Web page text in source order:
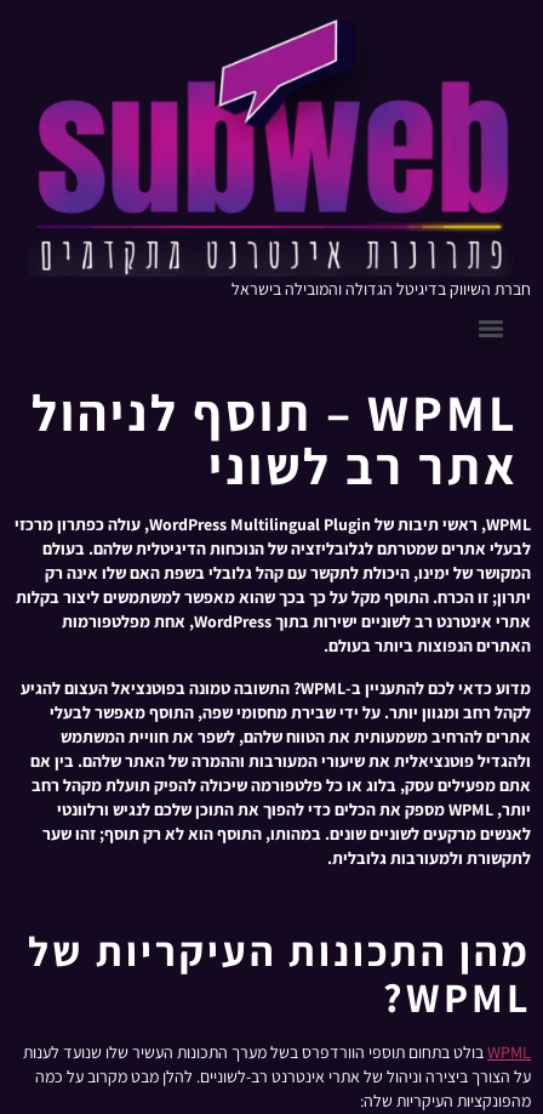
חברת השיווק בדיגיטל הגדולה והמובילה בישראל
WPML – תוסף לניהול
אתר רב לשוני
WPML, ראשי תיבות של WordPress Multilingual Plugin, עולה כפתרון מרכזי
לבעלי אתרים שמטרתם לגלובליזציה של הנוכחות הדיגיטלית שלהם. בעולם
המקושר של ימינו, היכולת לתקשר עם קהל גלובלי בשפת האם שלו אינה רק
יתרון; זו הכרח. התוסף מקל על כך בכך שהוא מאפשר למשתמשים ליצור בקלות
אתרי אינטרנט רב לשוניים ישירות בתוך WordPress, אחת מפלטפורמות
האתרים הנפוצות ביותר בעולם.
מדוע כדאי לכם להתעניין ב-WPML? התשובה טמונה בפוטנציאל העצום להגיע
לקהל רחב ומגוון יותר. על ידי שבירת מחסומי שפה, התוסף מאפשר לבעלי
אתרים להרחיב משמעותית את הטווח שלהם, לשפר את חוויית המשתמש
ולהגדיל פוטנציאלית את שיעורי המעורבות וההמרה של האתר שלהם. בין אם
אתם מפעילים עסק, בלוג או כל פלטפורמה שיכולה להפיק תועלת מקהל רחב
יותר, WPML מספק את הכלים כדי להפוך את התוכן שלכם לנגיש ורלוונטי
לאנשים מרקעים לשוניים שונים. במהותו, התוסף הוא לא רק תוסף; זהו שער
לתקשורת ולמעורבות גלובלית.
מהן התכונות העיקריות של
WPML?
WPMLבולט בתחום תוספי הוורדפרס בשל מערך התכונות העשיר שלו שנועד לענות
על הצורך ביצירה וניהול של אתרי אינטרנט רב-לשוניים. להלן מבט מקרוב על כמה
מהפונקציות העיקריות שלה: